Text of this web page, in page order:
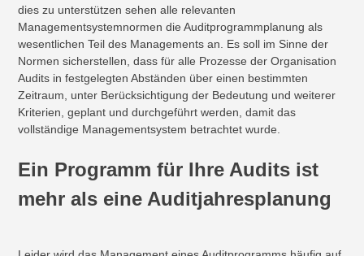
dies zu unterstützen sehen alle relevanten
Managementsystemnormen die Auditprogrammplanung als
wesentlichen Teil des Managements an. Es soll im Sinne der
Normen sicherstellen, dass für alle Prozesse der Organisation
Audits in festgelegten Abständen über einen bestimmten
Zeitraum, unter Berücksichtigung der Bedeutung und weiterer
Kriterien, geplant und durchgeführt werden, damit das
vollständige Managementsystem betrachtet wurde.
Ein Programm für Ihre Audits ist
mehr als eine Auditjahresplanung